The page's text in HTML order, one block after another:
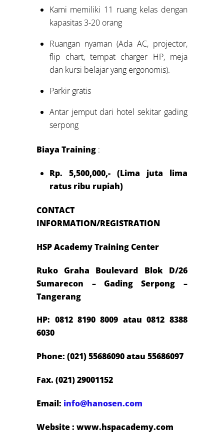
Kami memiliki 11 ruang kelas dengan
kapasitas 3-20 orang
Ruangan nyaman (Ada AC, projector,
flip chart, tempat charger HP, meja
dan kursi belajar yang ergonomis).
Parkir gratis
Antar jemput dari hotel sekitar gading
serpong
Biaya Training :
Rp. 5,500,000,- (Lima juta lima
ratus ribu rupiah)
CONTACT
INFORMATION/REGISTRATION
HSP Academy Training Center
Ruko Graha Boulevard Blok D/26
Sumarecon – Gading Serpong –
Tangerang
HP: 0812 8190 8009 atau 0812 8388
6030
Phone: (021) 55686090 atau 55686097
Fax. (021) 29001152
Email: info@hanosen.com
Website : www.hspacademy.com